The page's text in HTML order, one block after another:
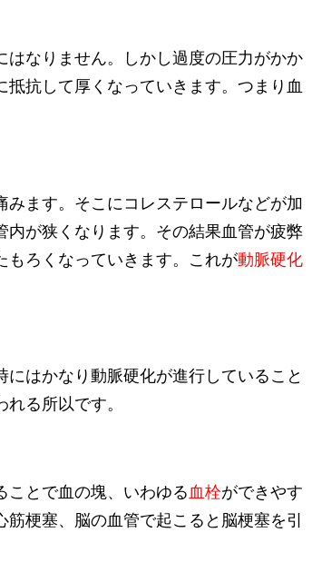
なりません。しかし過度の圧力がかか
抗して厚くなっていきます。つまり血
ます。そこにコレステロールなどが加
が狭くなります。その結果血管が疲弊
もろくなっていきます。これが動脈硬化
はかなり動脈硬化が進行していること
れる所以です。
ことで血の塊、いわゆる 血栓ができやす
梗塞、脳の血管で起こると脳梗塞を引